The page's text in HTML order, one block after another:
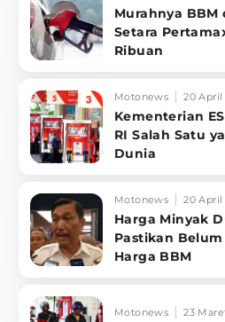
Murahnya BBM
Setara
Ribuan
Motonews 20 April
Kementerian
RI Salah Satu
Dunia
Motonews 20 April
Harga Minyak
Pastikan
Harga BBM
Motonews 23